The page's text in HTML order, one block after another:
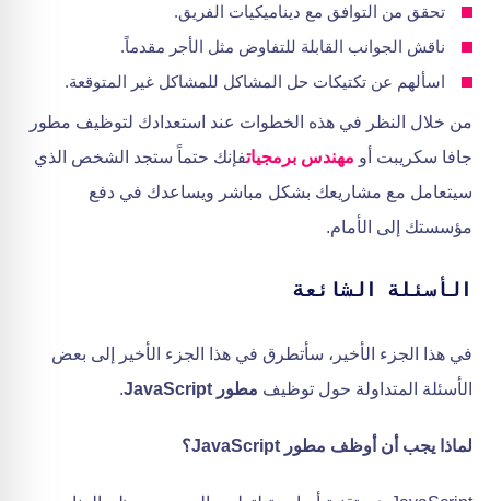
تحقق من التوافق مع ديناميكيات الفريق.
ناقش الجوانب القابلة للتفاوض مثل الأجر مقدماً.
اسألهم عن تكتيكات حل المشاكل للمشاكل غير المتوقعة.
من خلال النظر في هذه الخطوات عند استعدادك لتوظيف مطور
جافا سكريبت أو مهندس برمجياتفإنك حتماً ستجد الشخص الذي
سيتعامل مع مشاريعك بشكل مباشر ويساعدك في دفع
مؤسستك إلى الأمام.
الأسئلة الشائعة
في هذا الجزء الأخير، سأتطرق في هذا الجزء الأخير إلى بعض
الأسئلة المتداولة حول توظيف مطور JavaScript .
لماذا يجب أن أوظف مطور JavaScript؟